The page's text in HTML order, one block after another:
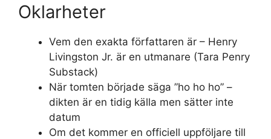
Oklarheter
Vem den exakta författaren är – Henry
Livingston Jr. är en utmanare (Tara Penry
Substack)
När tomten började säga ”ho ho ho” –
dikten är en tidig källa men sätter inte
datum
Om det kommer en officiell uppföljare till